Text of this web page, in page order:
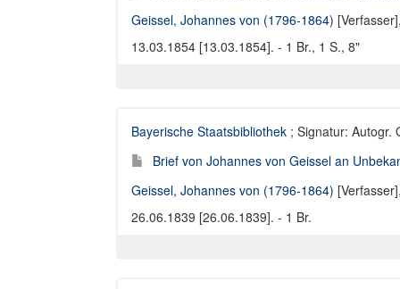
Geissel, Johannes von (1796-1864)
13.03.1854 [13.03.1854]. - 1 Br., 1 S., 8"
Bayerische Staatsbibliothek ; Signatur: Autogr.
Brief von Johannes von Geissel an
Geissel, Johannes von (1796-1864)
26.06.1839 [26.06.1839]. - 1 Br.